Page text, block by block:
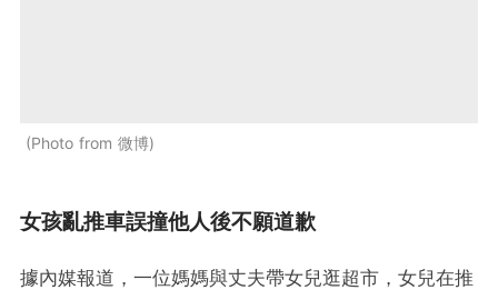
Photo from 微博
女孩亂推車誤撞他人後不願道歉
據內媒報道，一位媽媽與丈夫帶女兒逛超市，女兒在推